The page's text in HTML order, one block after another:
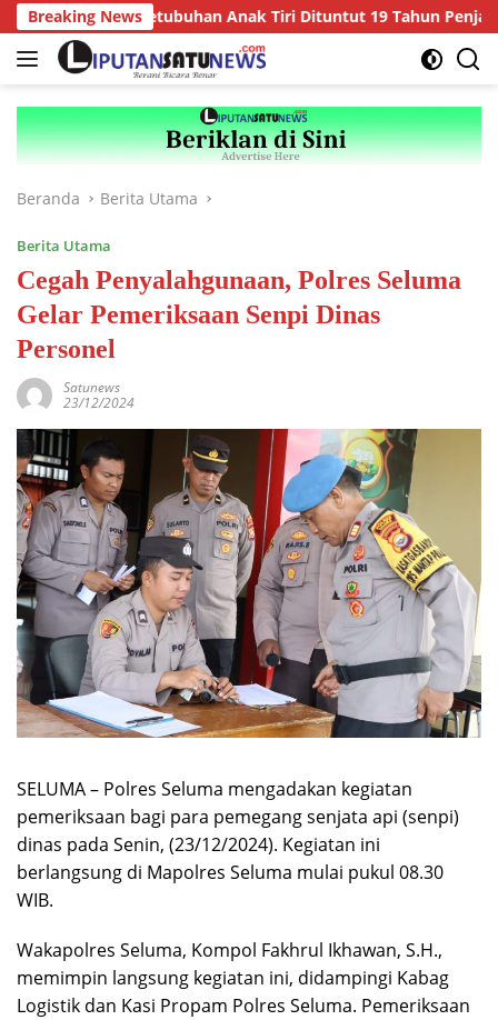
Langsung
ke
konten
Breaking News
Persetubuhan Anak Tiri Dituntut 19 Tahun Penjara,
Beranda Berita Utama
Berita Utama
Cegah Penyalahgunaan, Polres Seluma
Gelar Pemeriksaan Senpi Dinas
Personel
Satunews
23/12/2024
SELUMA – Polres Seluma mengadakan kegiatan
pemeriksaan bagi para pemegang senjata api (senpi)
dinas pada Senin, (23/12/2024). Kegiatan ini
berlangsung di Mapolres Seluma mulai pukul 08.30
WIB.
Wakapolres Seluma, Kompol Fakhrul Ikhawan, S.H.,
memimpin langsung kegiatan ini, didampingi Kabag
Logistik dan Kasi Propam Polres Seluma. Pemeriksaan